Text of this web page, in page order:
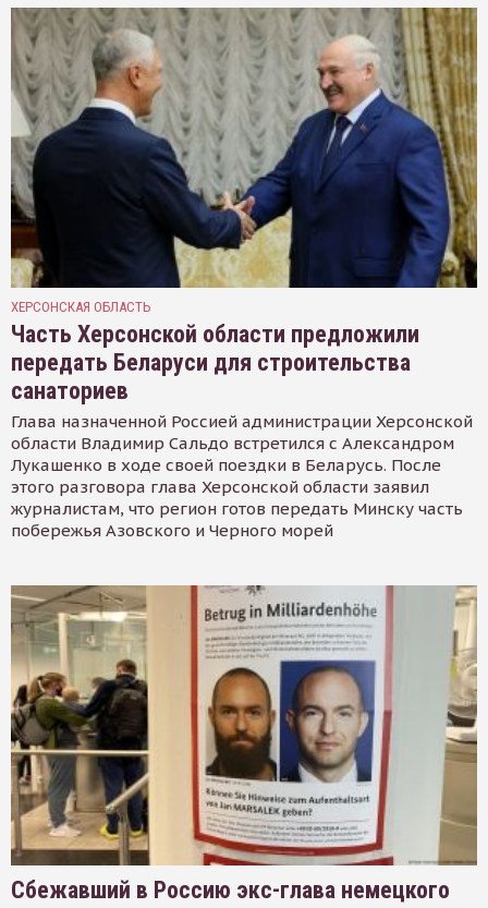
ХЕРСОНСКАЯ ОБЛАСТЬ
Часть Херсонской области предложили
передать Беларуси для строительства
санаториев
Глава назначенной Россией администрации Херсонской
области Владимир Сальдо встретился с Александром
Лукашенко в ходе своей поездки в Беларусь. После
этого разговора глава Херсонской области заявил
журналистам, что регион готов передать Минску часть
побережья Азовского и Черного морей
Сбежавший в Россию экс-глава немецкого